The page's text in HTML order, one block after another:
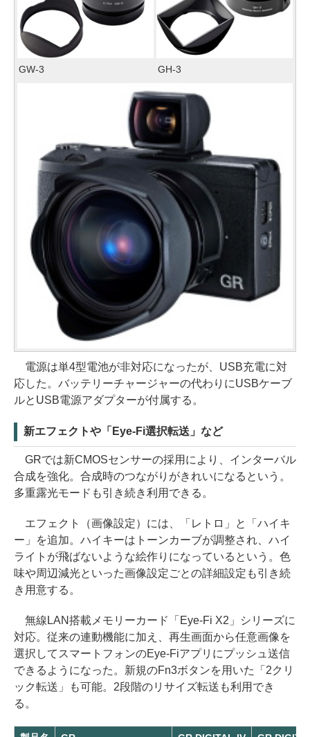
GW-3 GH-3
電源は単4型電池が非対応になったが、USB充電に対
応した。バッテリーチャージャーの代わりにUSBケーブ
ルとUSB電源アダプターが付属する。
新エフェクトや「Eye-Fi選択転送」など
GRでは新CMOSセンサーの採用により、インターバル
合成を強化。合成時のつながりがきれいになるという。
多重露光モードも引き続き利用できる。
エフェクト（画像設定）には、「レトロ」と「ハイキ
ー」を追加。ハイキーはトーンカーブが調整され、ハイ
ライトが飛ばないような絵作りになっているという。色
味や周辺減光といった画像設定ごとの詳細設定も引き続
き用意する。
無線LAN搭載メモリーカード「Eye-Fi X2」シリーズに
対応。従来の連動機能に加え、再生画面から任意画像を
選択してスマートフォンのEye-Fiアプリにプッシュ送信
できるようになった。新規のFn3ボタンを用いた「2クリ
ック転送」も可能。2段階のリサイズ転送も利用でき
る。